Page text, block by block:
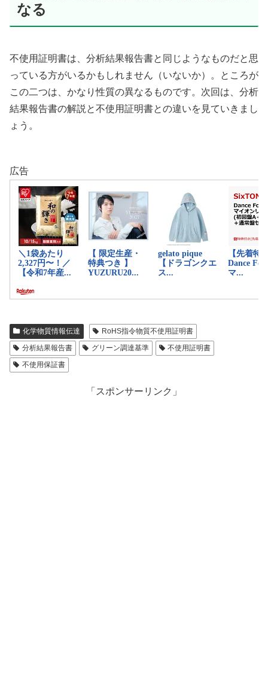
なる
不使用証明書は、分析結果報告書と同じようなものだと思
っている方がいるかもしれません（いないか）。ところが
この二つは、かなり性質の異なるものです。次回は、分析
結果報告書の解説と不使用証明書との違いを見ていきまし
ょう。
広告
化学物質情報伝達
RoHS指令物質不使用証明書
分析結果報告書
グリーン調達基準
不使用証明書
不使用保証書
「スポンサーリンク」